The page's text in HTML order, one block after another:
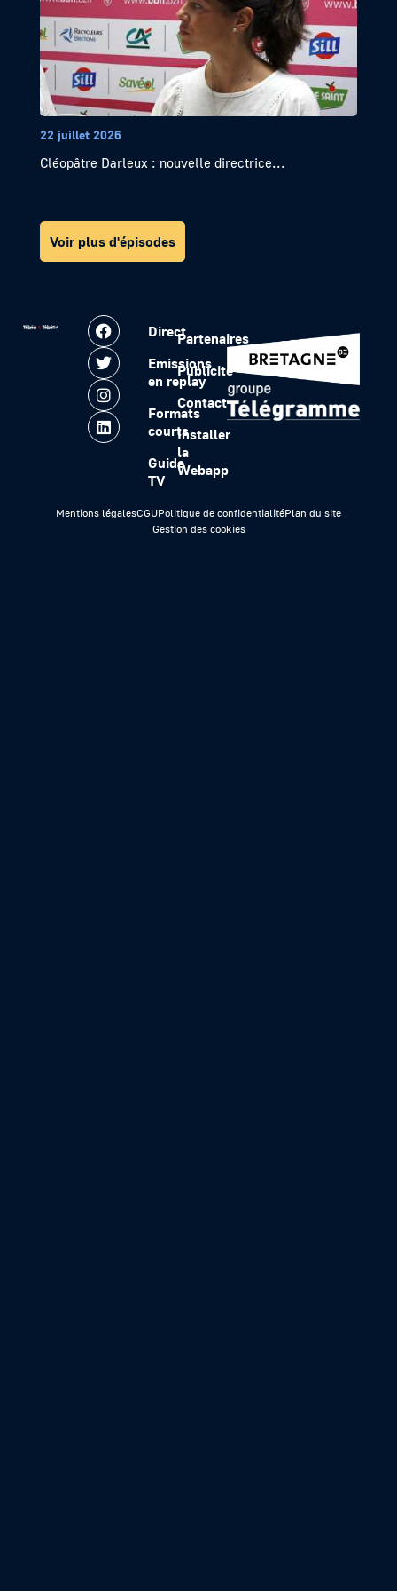
22 juillet 2026
Cléopâtre Darleux : nouvelle directrice...
Voir plus d'épisodes
Direct
Emissions
en replay
Formats
courts
Guide
TV
Partenaires
Publicité
Contact
Installer
la
Webapp
Mentions légalesCGUPolitique de confidentialitéPlan du site
Gestion des cookies